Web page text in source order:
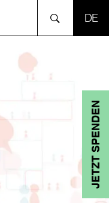
JETZT SPENDEN